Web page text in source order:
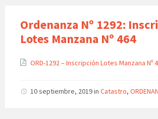
Ordenanza Nº 1292:
Lotes Manzana Nº 464
ORD-1292 – Inscripción Lotes Manzana Nº
10 septiembre, 2019in Catastro,